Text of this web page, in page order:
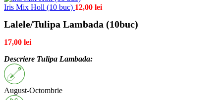
Iris Mix Holl (10 buc) 12,00 lei
Lalele/Tulipa Lambada (10buc)
17,00 lei
Descriere Tulipa Lambada:
August-Octombrie